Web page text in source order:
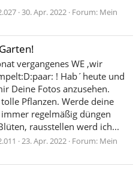
30. Apr. 2022 Forum: Mein
vergangenes WE ,wir
! Hab´heute und
Deine Fotos anzusehen.
Pflanzen. Werde deine
regelmäßig düngen
rausstellen werd ich...
23. Apr. 2022 Forum: Mein